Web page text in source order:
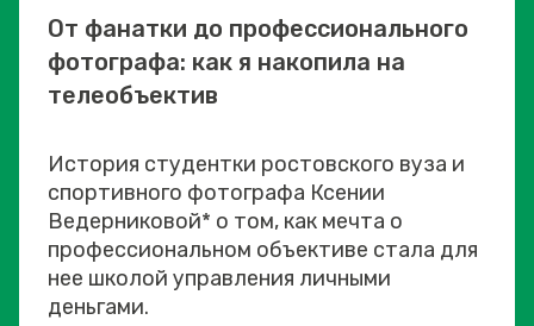
От фанатки до профессионального
фотографа: как я накопила на
телеобъектив
История студентки ростовского вуза и
спортивного фотографа Ксении
Ведерниковой* о том, как мечта о
профессиональном объективе стала для
нее школой управления личными
деньгами.